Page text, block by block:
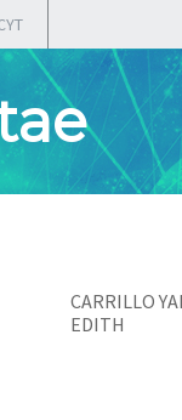
CARRILLO
EDITH